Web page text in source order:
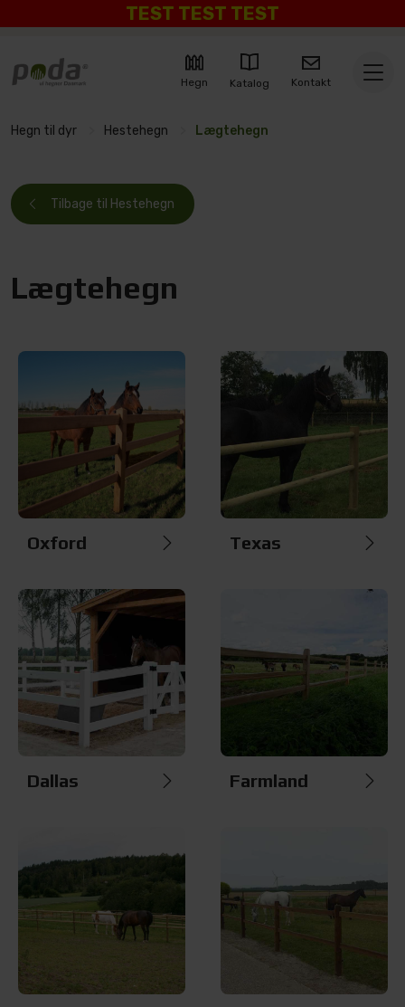
TEST TEST TEST
Hegn Katalog Kontakt
Hegn til dyr Hestehegn Lægtehegn
Tilbage til Hestehegn
Lægtehegn
Oxford Texas
Dallas Farmland